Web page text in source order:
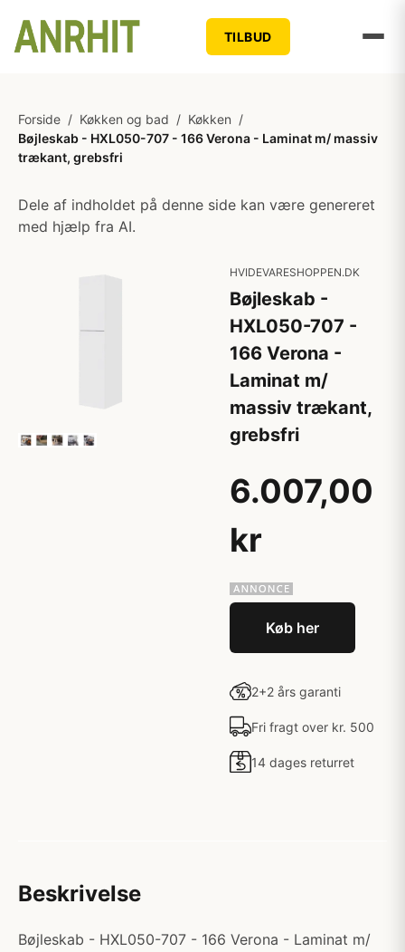
TILBUD
Forside / Køkken og bad / Køkken /
Bøjleskab - HXL050-707 - 166 Verona - Laminat m/ massiv
trækant, grebsfri
Dele af indholdet på denne side kan være genereret
med hjælp fra AI.
HVIDEVARESHOPPEN.DK
Bøjleskab -
HXL050-707 -
166 Verona -
Laminat m/
massiv trækant,
grebsfri
6.007,00
kr
Køb her
2+2 års garanti
Fri fragt over kr. 500
14 dages returret
Beskrivelse
Bøjleskab - HXL050-707 - 166 Verona - Laminat m/